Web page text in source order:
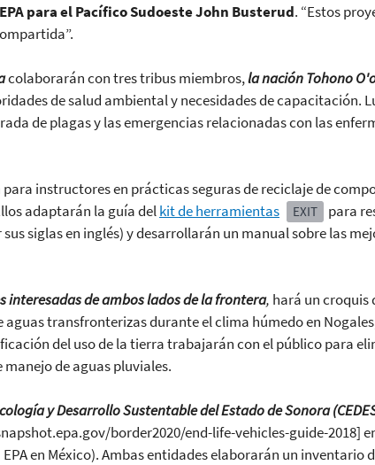
para el Pacífico Sudoeste John Busterud. “Estos
colaborarán con tres tribus miembros,la naciónTohono
de salud ambiental y necesidades de capacitación.
de plagas y las emergencias relacionadas con las
instructores en prácticas seguras de reciclaje de
adaptarán la guía delkit de herramientas EXIT
para
siglas en inglés) y desarrollarán un manual sobre las
interesadas de ambos lados de la frontera, hará un croquis
transfronterizas durante el clima húmedo en
del uso de la tierra trabajarán con el público para
de aguas pluviales.
y Desarrollo Sustentable del Estado de Sonora
border2020/end-life-vehicles-guide-2018]
en México). Ambas entidades elaborarán un inventario